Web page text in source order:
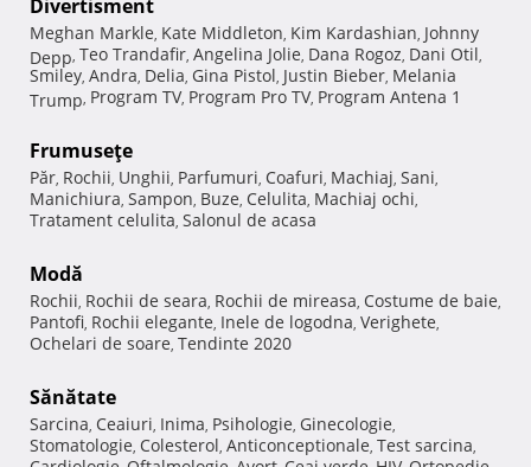
Divertisment
Meghan Markle, Kate Middleton, Kim Kardashian, Johnny
Depp, Teo Trandafir, Angelina Jolie, Dana Rogoz, Dani Otil,
Smiley, Andra, Delia, Gina Pistol, Justin Bieber, Melania
Trump, Program TV, Program Pro TV, Program Antena 1
Frumuseţe
Păr, Rochii, Unghii, Parfumuri, Coafuri, Machiaj, Sani,
Manichiura, Sampon, Buze, Celulita, Machiaj ochi,
Tratament celulita, Salonul de acasa
Modă
Rochii, Rochii de seara, Rochii de mireasa, Costume de baie,
Pantofi, Rochii elegante, Inele de logodna, Verighete,
Ochelari de soare, Tendinte 2020
Sănătate
Sarcina, Ceaiuri, Inima, Psihologie, Ginecologie,
Stomatologie, Colesterol, Anticonceptionale, Test sarcina,